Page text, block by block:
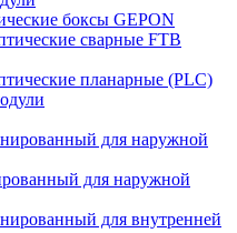
боксы GEPON
сварные FTB
планарные (PLC)
для наружной
для наружной
для внутренней